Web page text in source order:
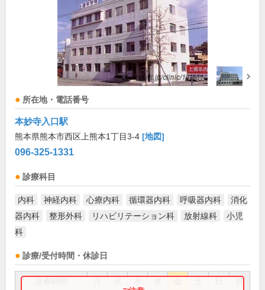
所在地・電話番号
本妙寺入口駅
熊本県熊本市西区上熊本1丁目3-4 [地図]
096-325-1331
診療科目
内科 神経内科 心療内科 循環器内科 呼吸器内科
消化
器内科
整形外科 リハビリテーション科 放射線科
小児
科
診療/受付時間・休診日
祝